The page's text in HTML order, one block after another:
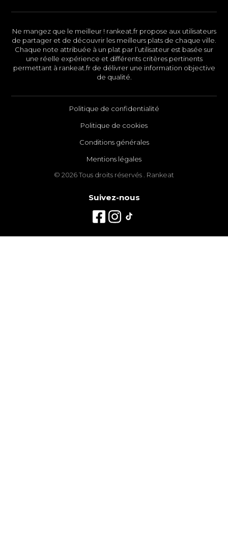
Ne mangez que le meilleur ! rankeat.fr propose aux utilisateurs
de partager et de découvrir les meilleurs plats de chaque ville.
Chaque note attribuée à un plat par l’utilisateur est basée sur
une réelle expérience et différents critères pertinents
permettant à rankeat.fr de délivrer une information objective
de qualité.
Politique de confidentialité
Politique de cookies
Conditions générales
Mentions légales
© 2026 Tous droits réservés . Rankeat
Suivez-nous